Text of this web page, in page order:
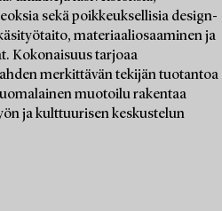
sekä poikkeuksellisia design-
materiaaliosaaminen ja
Kokonaisuus tarjoaa
merkittävän tekijän tuotantoa
muotoilu rakentaa
ja kulttuurisen keskustelun